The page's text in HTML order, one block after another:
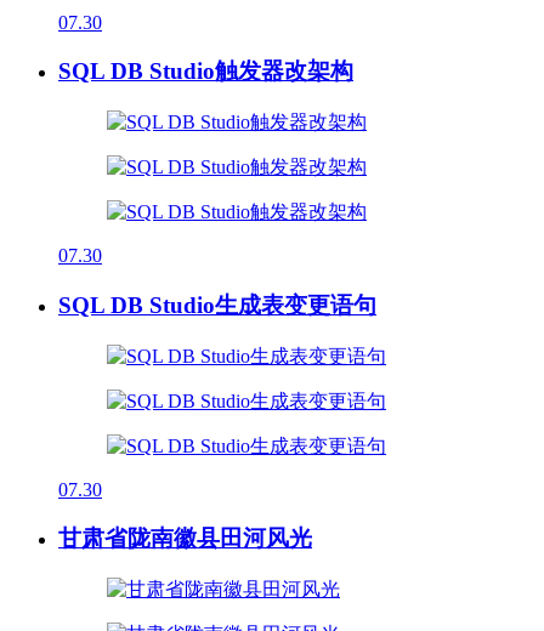
07.30
SQL DB Studio触发器改架构
07.30
SQL DB Studio生成表变更语句
07.30
甘肃省陇南徽县田河风光